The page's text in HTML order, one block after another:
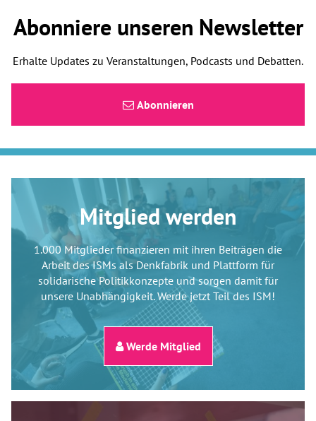
Abonniere unseren Newsletter
Erhalte Updates zu Veranstaltungen, Podcasts und Debatten.
Abonnieren
Mitglied werden
1.000 Mitglieder finanzieren mit ihren Beiträgen die
Arbeit des ISMs als Denkfabrik und Plattform für
solidarische Politikkonzepte und sorgen damit für
unsere Unabhängigkeit. Werde jetzt Teil des ISM!
Werde Mitglied